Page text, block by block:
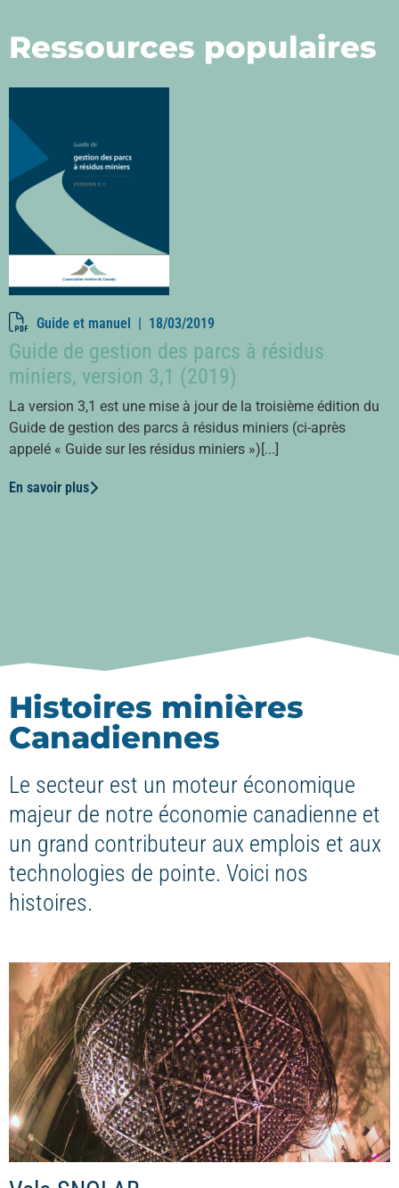
Ressources populaires
Guide et manuel | 18/03/2019
Guide de gestion des parcs à résidus
miniers, version 3,1 (2019)
La version 3,1 est une mise à jour de la troisième édition du
Guide de gestion des parcs à résidus miniers (ci-après
appelé « Guide sur les résidus miniers »)[...]
En savoir plus
Histoires minières
Canadiennes
Le secteur est un moteur économique
majeur de notre économie canadienne et
un grand contributeur aux emplois et aux
technologies de pointe. Voici nos
histoires.